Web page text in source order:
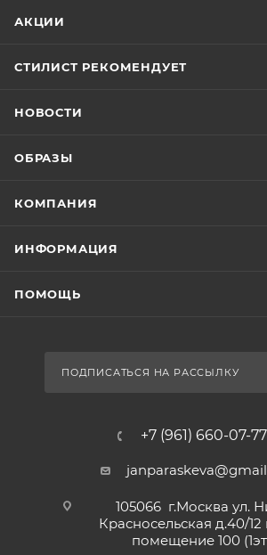
АКЦИИ
СТИЛИСТ РЕКОМЕНДУЕТ
НОВОСТИ
ОБРАЗЫ
КОМПАНИЯ
ИНФОРМАЦИЯ
ПОМОЩЬ
ПОДПИСАТЬСЯ НА РАССЫЛКУ
+7 (961) 660-07-77
105066 г.Москва ул.
Красносельская д.40/12
помещение 100